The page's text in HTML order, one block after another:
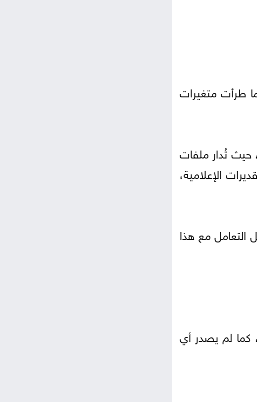
طرأت متغيرات
حيث تُدار ملفات
الإعلامية،
التعامل مع هذا
كما لم يصدر أي